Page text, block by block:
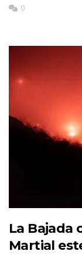
0
La Bajada
Martial